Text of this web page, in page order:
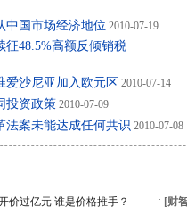
中国市场经济地位 2010-07-19
征48.5%高额反倾销税
爱沙尼亚加入欧元区 2010-07-14
投资政策 2010-07-09
法案未能达成任何共识 2010-07-08
价过亿元 谁是价格推手？ · [财